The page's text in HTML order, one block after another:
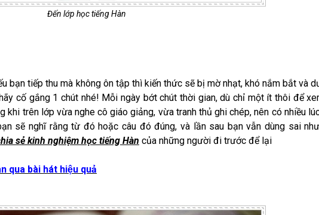
Đến lớp học tiếng Hàn
bạn tiếp thu mà không ôn tập thì kiến thức sẽ bị mờ nhạt, khó nắm bắt và
cố gắng 1 chút nhé! Mỗi ngày bớt chút thời gian, dù chỉ một ít thôi để
khi trên lớp vừa nghe cô giáo giảng, vừa tranh thủ ghi chép, nên có nhiều
sẽ nghĩ rằng từ đó hoặc câu đó đúng, và lần sau bạn vẫn dùng sai
sẻ kinh nghiệm học tiếng Hàn của những người đi trước để lại
qua bài hát hiệu quả